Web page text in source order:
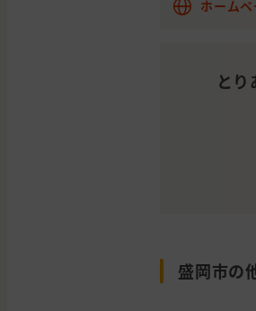
ホーム
と
盛岡市の